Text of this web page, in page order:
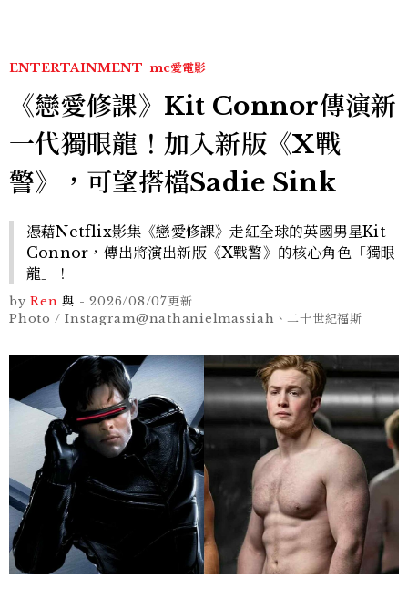
ENTERTAINMENT mc愛電影
《戀愛修課》Kit Connor傳演新
一代獨眼龍！加入新版《X戰
警》，可望搭檔Sadie Sink
憑藉Netflix影集《戀愛修課》走紅全球的英國男星Kit
Connor，傳出將演出新版《X戰警》的核心角色「獨眼
龍」！
by Ren與 -2026/08/07更新
Photo / Instagram@nathanielmassiah、二十世紀福斯